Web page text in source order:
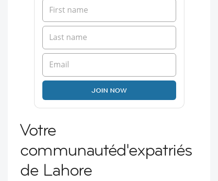
JOIN NOW
Votre
communautéd'expatriés
de Lahore